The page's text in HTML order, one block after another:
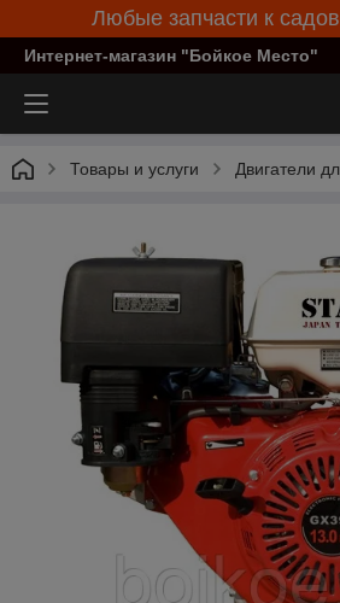
Любые запчасти к
Интернет-магазин "Бойкое Место"
Товары и услуги Двигатели